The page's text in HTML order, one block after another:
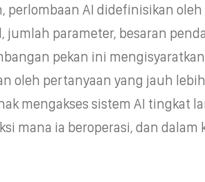
perlombaan AI didefinisikan
jumlah parameter, besaran
pekan ini
oleh pertanyaan yang jauh
mengakses sistem AI tingkat
mana ia beroperasi, dan dalam